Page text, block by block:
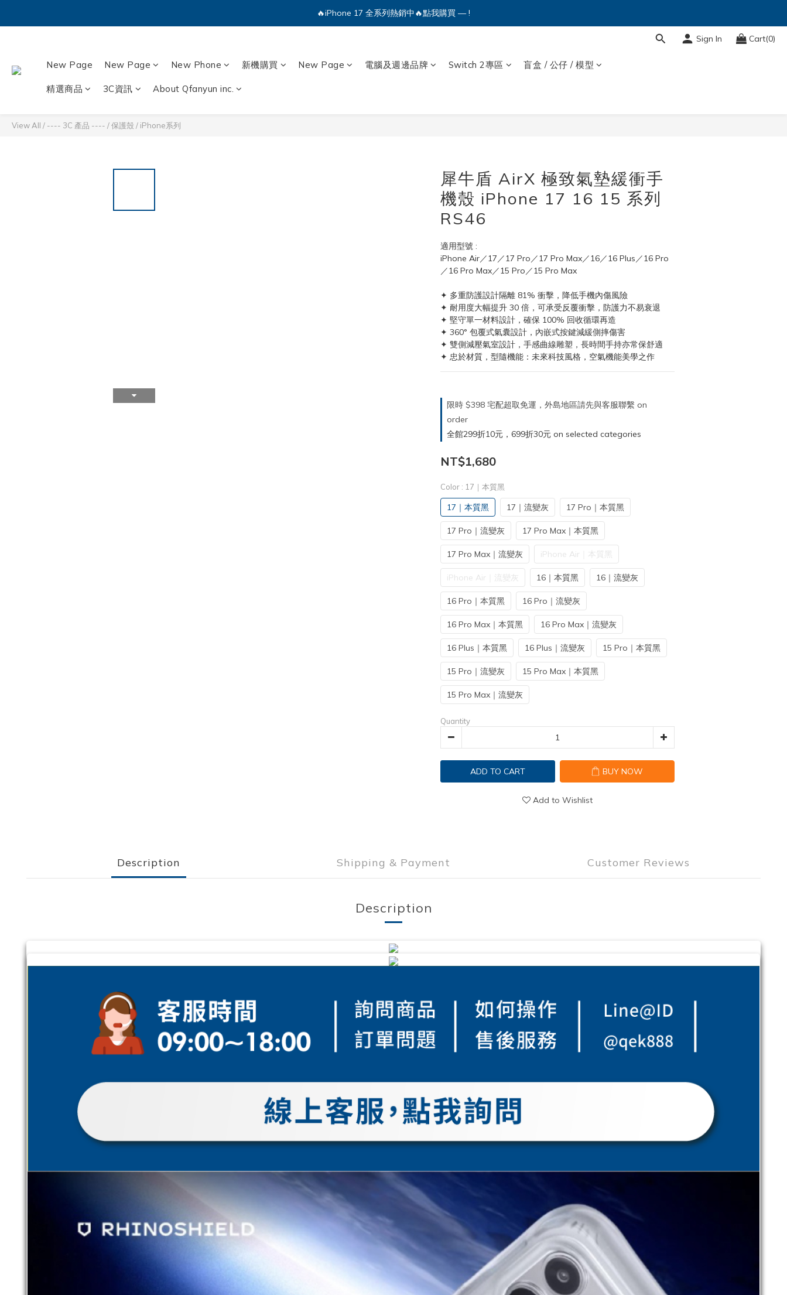
🔥iPhone 17 全系列熱銷中🔥點我購買 — !
💕加入Q哥 Line 新好友領優惠券！🎫
Sign In Cart(0)
New Page New Page New Phone 新機購買 New Page 電腦及週邊品牌 Switch 2專區 盲盒 / 公仔 / 模型
精選商品 3C資訊 About Qfanyun inc.
View All / ---- 3C 產品 ---- /保護殼 / iPhone系列
犀牛盾 AirX 極致氣墊緩衝手
機殼 iPhone 17 16 15 系列
RS46
適用型號 :
iPhone Air／17／17 Pro／17 Pro Max／16／16 Plus／16 Pro
／16 Pro Max／15 Pro／15 Pro Max
✦ 多重防護設計隔離 81% 衝擊，降低手機內傷風險
✦ 耐用度大幅提升 30 倍，可承受反覆衝擊，防護力不易衰退
✦ 堅守單一材料設計，確保 100% 回收循環再造
✦ 360° 包覆式氣囊設計，內嵌式按鍵減緩側摔傷害
✦ 雙側減壓氣室設計，手感曲線雕塑，長時間手持亦常保舒適
✦ 忠於材質，型隨機能：未來科技風格，空氣機能美學之作
限時 $398 宅配超取免運，外島地區請先與客服聯繫 on
order
全館299折10元，699折30元 on selected categories
NT$1,680
Color : 17｜本質黑
17｜本質黑 17｜流變灰 17 Pro｜本質黑
17 Pro｜流變灰 17 Pro Max｜本質黑
17 Pro Max｜流變灰 iPhone Air｜本質黑
iPhone Air｜流變灰 16｜本質黑 16｜流變灰
16 Pro｜本質黑 16 Pro｜流變灰
16 Pro Max｜本質黑 16 Pro Max｜流變灰
16 Plus｜本質黑 16 Plus｜流變灰 15 Pro｜本質黑
15 Pro｜流變灰 15 Pro Max｜本質黑
15 Pro Max｜流變灰
Quantity
ADD TO CART BUY NOW
Add to Wishlist
Description Shipping & Payment Customer Reviews
Description